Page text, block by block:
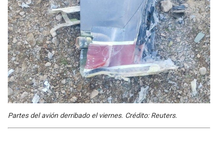
Partes del avión derribado el viernes. Crédito: Reuters.